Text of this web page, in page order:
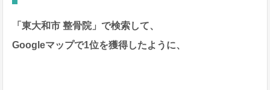
「東大和市 整骨院」で検索して、
Googleマップで1位を獲得したように、